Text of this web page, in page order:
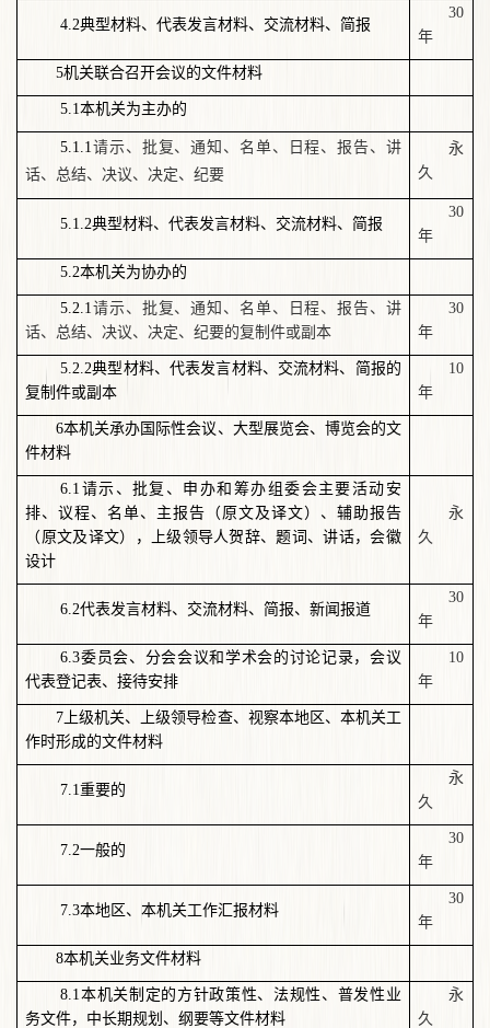
4.2典型材料、代表发言材料、交流材料、简报
30
年
5机关联合召开会议的文件材料
5.1本机关为主办的
5.1.1请示、批复、通知、名单、日程、报告、讲
话、总结、决议、决定、纪要
永
久
5.1.2典型材料、代表发言材料、交流材料、简报
30
年
5.2本机关为协办的
5.2.1请示、批复、通知、名单、日程、报告、讲
话、总结、决议、决定、纪要的复制件或副本
30
年
5.2.2典型材料、代表发言材料、交流材料、简报的
复制件或副本
10
年
6本机关承办国际性会议、大型展览会、博览会的文
件材料
6.1请示、批复、申办和筹办组委会主要活动安
排、议程、名单、主报告（原文及译文）、辅助报告
（原文及译文），上级领导人贺辞、题词、讲话，会徽
设计
永
久
6.2代表发言材料、交流材料、简报、新闻报道
30
年
6.3委员会、分会会议和学术会的讨论记录，会议
代表登记表、接待安排
10
年
7 上级机关、上级领导检查、视察本地区、本机关工
作时形成的文件材料
7.1重要的
永
久
7.2一般的
30
年
7.3本地区、本机关工作汇报材料
30
年
8本机关业务文件材料
8.1本机关制定的方针政策性、法规性、普发性业
务文件，中长期规划、纲要等文件材料
永
久